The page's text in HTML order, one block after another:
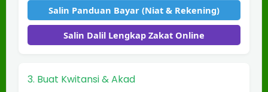
Salin Panduan Bayar (Niat & Rekening)
Salin Dalil Lengkap Zakat Online
3. Buat Kwitansi & Akad